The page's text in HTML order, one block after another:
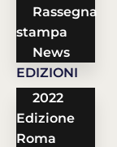
Rassegna
stampa
News
EDIZIONI
2022
Edizione
Roma